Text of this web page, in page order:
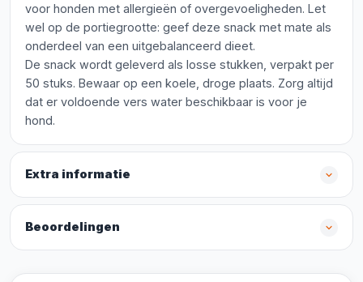
voor honden met allergieën of overgevoeligheden. Let
wel op de portiegrootte: geef deze snack met mate als
onderdeel van een uitgebalanceerd dieet.
De snack wordt geleverd als losse stukken, verpakt per
50 stuks. Bewaar op een koele, droge plaats. Zorg altijd
dat er voldoende vers water beschikbaar is voor je
hond.
Extra informatie
Beoordelingen